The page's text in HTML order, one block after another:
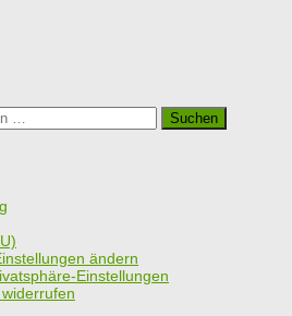
ändern
Einstellungen